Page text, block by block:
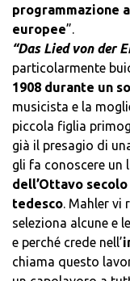
programmazione
europee”.
“Das Lied von der
particolarmente
1908 durante un
musicista e la
piccola figlia
già il presagio di
gli fa conoscere un
dell’Ottavo
tedesco. Mahler vi
seleziona alcune e
e perché crede nell’
chiama questo